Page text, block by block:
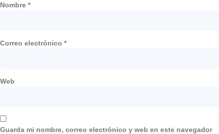
Nombre *
Correo electrónico *
Web
Guarda mi nombre, correo electrónico y web en este navegador